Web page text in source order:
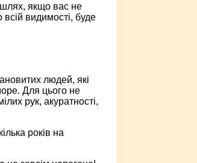
шлях, якщо вас не
видимості, буде
людей, які
Для цього не
рук, акуратності,
років на